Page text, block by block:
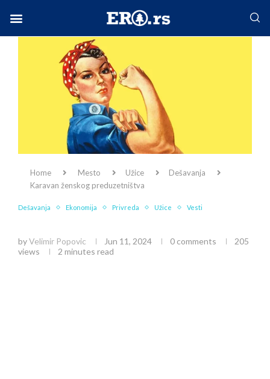
Home Mesto Užice
Dešavanja
Karavan ženskog preduzetništva
Dešavanja Ekonomija Privreda Užice Vesti
byVelimir Popovic Jun 11, 2024 0 comments
205
views
2 minutes read